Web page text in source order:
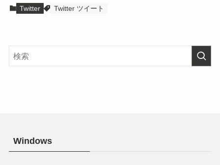
Twitter Twitter ツイート
Windows